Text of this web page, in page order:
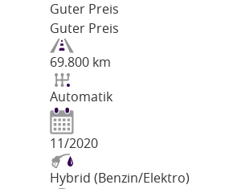
Guter Preis
Guter Preis
69.800 km
Automatik
11/2020
Hybrid (Benzin/Elektro)